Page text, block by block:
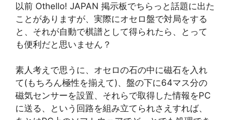
以前 Othello! JAPAN 掲示板でちらっと話題に出た
ことがありますが、実際にオセロ盤で対局をする
と、それが自動で棋譜として得られたら、とって
も便利だと思いません？
素人考えで思うに、オセロの石の中に磁石を入れ
て(もちろん極性を揃えて)、盤の下に64マス分の
磁気センサーを設置、それらで取得した情報をPC
に送る、という回路を組み立てられさえすれば、